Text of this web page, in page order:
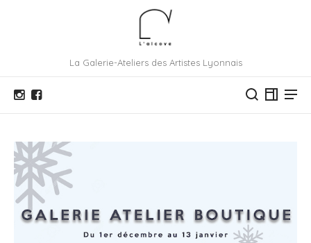
La Galerie-Ateliers des Artistes Lyonnais